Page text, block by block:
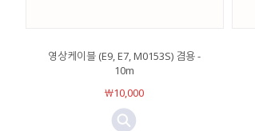
영상케이블 (E9, E7, M0153S) 겸용 -
10m
￦10,000